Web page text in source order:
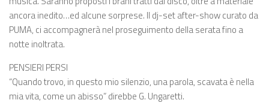
ancora inedito…ed alcune sorprese. Il dj-set after-show curato da
PUMA, ci accompagnerà nel proseguimento della serata fino a
notte inoltrata.
PENSIERI PERSI
“Quando trovo, in questo mio silenzio, una parola, scavata è nella
mia vita, come un abisso” direbbe G. Ungaretti.